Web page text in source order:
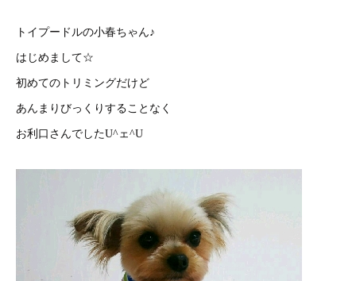
トイプードルの小春ちゃん♪
はじめまして☆
初めてのトリミングだけど
あんまりびっくりすることなく
お利口さんでしたU^ェ^U